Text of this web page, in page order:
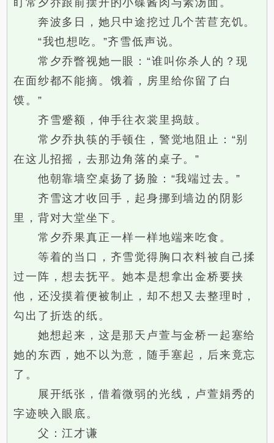
盯常夕乔跟前摆开的小碟酱肉与素汤面。
奔波多日，她只中途挖过几个苦苣充饥。
“我也想吃。”齐雪低声说。
常夕乔瞥视她一眼：“谁叫你杀人的？现
在面纱都不能摘。饿着，房里给你留了白
馍。”
齐雪蹙额，伸手往衣裳里捣鼓。
常夕乔执筷的手顿住，警觉地阻止：“别
在这儿招摇，去那边角落的桌子。”
他朝靠墙空桌扬了扬脸：“我端过去。”
齐雪这才收回手，起身挪到墙边的阴影
里，背对大堂坐下。
常夕乔果真正一样一样地端来吃食。
等着的当口，齐雪觉得胸口衣料被自己揉
过一阵，想去抚平。她本是想拿出金桥要挟
他，还没摸着便被制止，却不想又去整理时，
勾出了折迭的纸。
她想起来，这是那天卢萱与金桥一起塞给
她的东西，她不以为意，随手塞起，后来竟忘
了。
展开纸张，借着微弱的光线，卢萱娟秀的
字迹映入眼底。
父：江才谦